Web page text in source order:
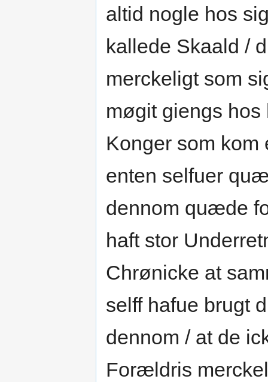
altid nogle hos
kallede Skaald /
merckeligt som
møgit giengs
Konger som kom
enten selfuer
dennom quæde
haft stor
Chrønicke at
selff hafue brugt
dennom / at de
Forældris